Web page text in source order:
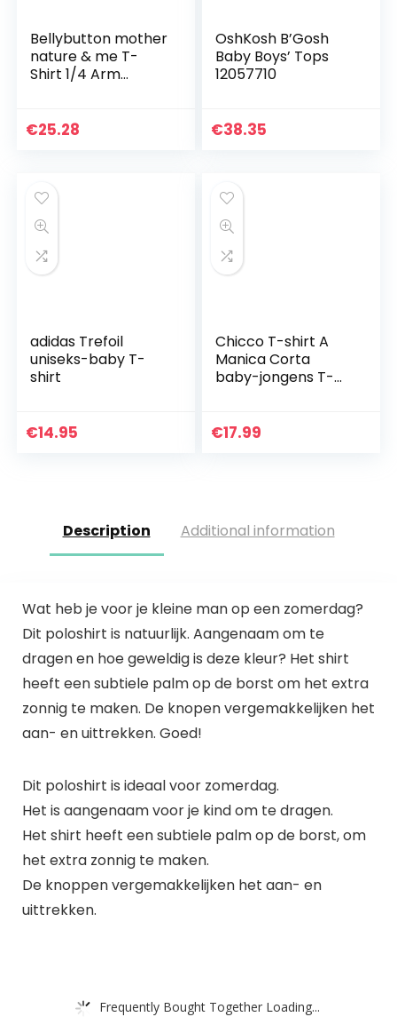
Bellybutton mother
nature & me T-
Shirt 1/4 Arm
€25.28
OshKosh B’Gosh
Baby Boys’ Tops
12057710
€38.35
adidas Trefoil
uniseks-baby T-
shirt
€14.95
Chicco T-shirt A
Manica Corta
baby-jongens T-
€17.99
Description Additional information
Wat heb je voor je kleine man op een zomerdag?
Dit poloshirt is natuurlijk. Aangenaam om te
dragen en hoe geweldig is deze kleur? Het shirt
heeft een subtiele palm op de borst om het extra
zonnig te maken. De knopen vergemakkelijken het
aan- en uittrekken. Goed!
Dit poloshirt is ideaal voor zomerdag.
Het is aangenaam voor je kind om te dragen.
Het shirt heeft een subtiele palm op de borst, om
het extra zonnig te maken.
De knoppen vergemakkelijken het aan- en
uittrekken.
Frequently Bought Together Loading...